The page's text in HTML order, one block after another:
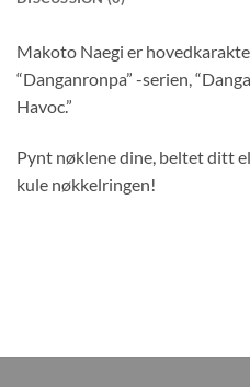
Makoto Naegi er
“Danganronpa” -serien,
Havoc.”
Pynt nøklene dine, beltet ditt
kule nøkkelringen!